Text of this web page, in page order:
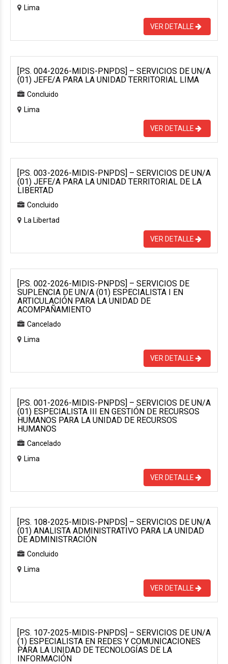
Lima
VER DETALLE
[P.S. 004-2026-MIDIS-PNPDS] – SERVICIOS DE UN/A
(01) JEFE/A PARA LA UNIDAD TERRITORIAL LIMA
Concluido
Lima
VER DETALLE
[P.S. 003-2026-MIDIS-PNPDS] – SERVICIOS DE UN/A
(01) JEFE/A PARA LA UNIDAD TERRITORIAL DE LA
LIBERTAD
Concluido
La Libertad
VER DETALLE
[P.S. 002-2026-MIDIS-PNPDS] – SERVICIOS DE
SUPLENCIA DE UN/A (01) ESPECIALISTA I EN
ARTICULACIÓN PARA LA UNIDAD DE
ACOMPAÑAMIENTO
Cancelado
Lima
VER DETALLE
[P.S. 001-2026-MIDIS-PNPDS] – SERVICIOS DE UN/A
(01) ESPECIALISTA III EN GESTIÓN DE RECURSOS
HUMANOS PARA LA UNIDAD DE RECURSOS
HUMANOS
Cancelado
Lima
VER DETALLE
[P.S. 108-2025-MIDIS-PNPDS] – SERVICIOS DE UN/A
(01) ANALISTA ADMINISTRATIVO PARA LA UNIDAD
DE ADMINISTRACIÓN
Concluido
Lima
VER DETALLE
[P.S. 107-2025-MIDIS-PNPDS] – SERVICIOS DE UN/A
(1) ESPECIALISTA EN REDES Y COMUNICACIONES
PARA LA UNIDAD DE TECNOLOGÍAS DE LA
INFORMACIÓN